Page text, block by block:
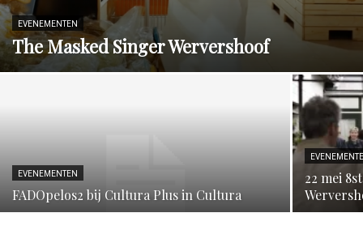
EVENEMENTEN
The Masked Singer Wervershoof
EVENEMENTEN
FADOpelos2 bij Cultura Plus in Cultura
22 mei